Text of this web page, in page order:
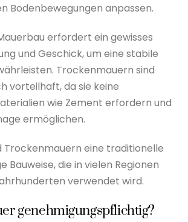
Bodenbewegungen anpassen.
erfordert ein gewisses
und Geschick, um eine stabile
Trockenmauern sind
vorteilhaft, da sie keine
wie Zement erfordern und
ermöglichen.
Trockenmauern eine traditionelle
Bauweise, die in vielen Regionen
verwendet wird.
genehmigungspflichtig?